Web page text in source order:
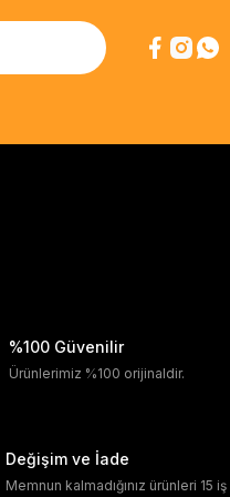
%100 Güvenilir
Ürünlerimiz %100 orijinaldir.
Değişim ve İade
Memnun kalmadığınız ürünleri 15